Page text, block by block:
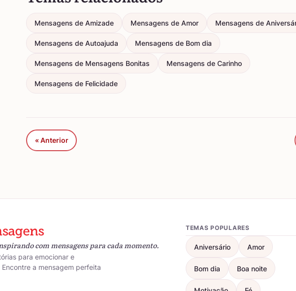
Mensagens de Amizade Mensagens de Amor Mensagens de
Mensagens de Autoajuda Mensagens de Bom dia
Mensagens de Mensagens Bonitas Mensagens de Carinho
Mensagens de Felicidade
« Anterior
com mensagens para cada momento.
para emocionar e
a mensagem perfeita
TEMAS POPULARES
Aniversário Amor
Bom dia Boa noite